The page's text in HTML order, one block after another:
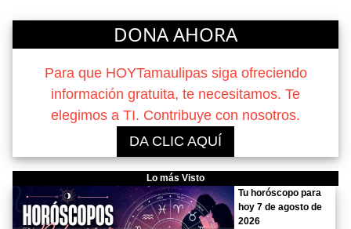
DONA AHORA
Para que HOYTamaulipas siga ofreciendo
información gratuita, te necesitamos. Te
elegimos a TI. Contribuye con nosotros.
DA CLIC AQUÍ
Lo más Visto
Tu horóscopo para
hoy 7 de agosto de
2026